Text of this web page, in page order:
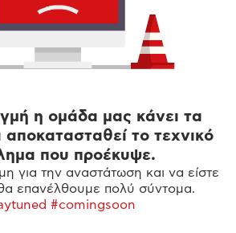
η ομάδα μας κάνει τα
το τεχνικό
που προέκυψε.
για την αναστάτωση και να είστε
θα επανέλθουμε πολύ σύντομα.
#comingsoon